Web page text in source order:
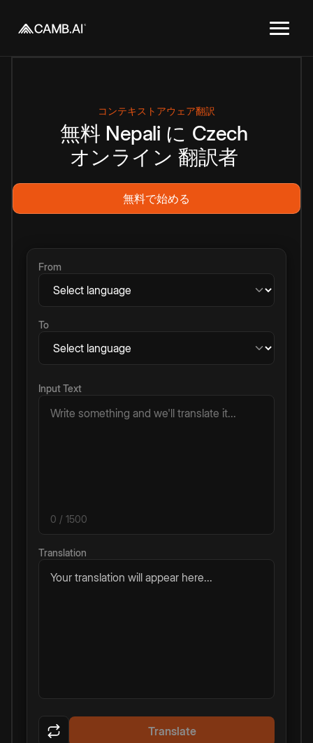
コンテキストアウェア翻訳
無料 Nepali に Czech
オンライン 翻訳者
無料で始める
From
To
Input Text
0 / 1500
Translation
Your translation will appear here...
Translate